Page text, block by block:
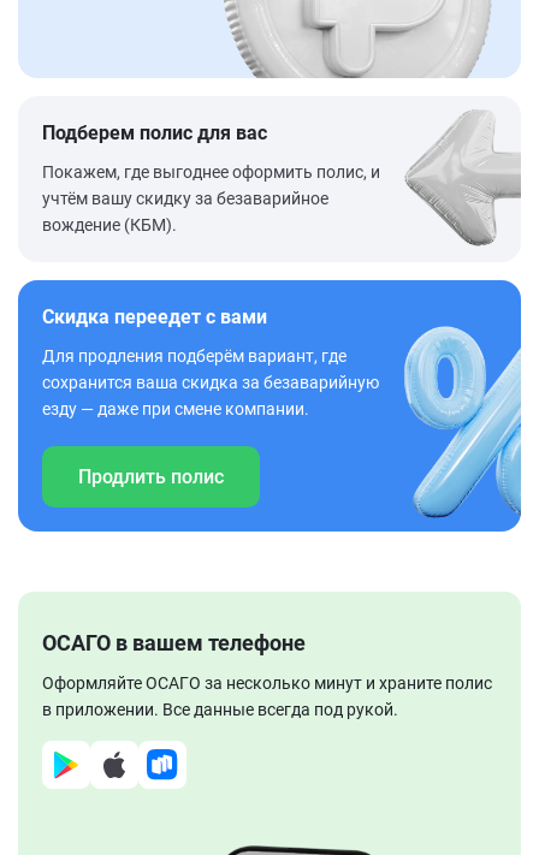
Подберем полис для вас
Покажем, где выгоднее оформить полис, и
учтём вашу скидку за безаварийное
вождение (КБМ).
Скидка переедет с вами
Для продления подберём вариант, где
сохранится ваша скидка за безаварийную
езду — даже при смене компании.
Продлить полис
ОСАГО в вашем телефоне
Оформляйте ОСАГО за несколько минут и храните полис
в приложении. Все данные всегда под рукой.